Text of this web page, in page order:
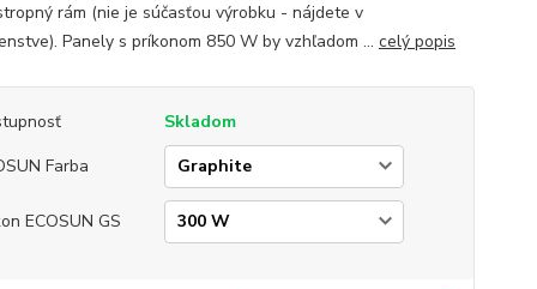
rám (nie je súčasťou výrobku - nájdete v
Panely s príkonom 850 W by vzhľadom ... celý popis
Skladom
Farba
ECOSUN GS